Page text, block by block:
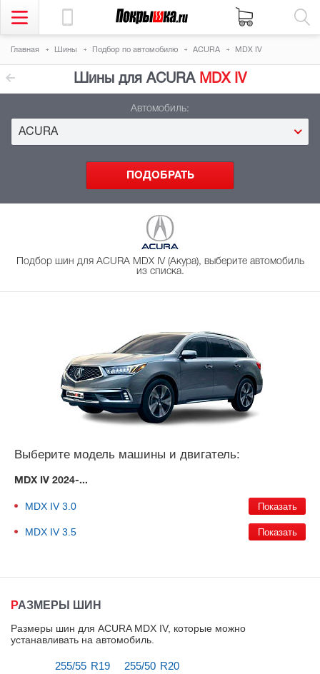
Главная Шины Подбор по автомобилю ACURA MDX IV
Шины для ACURA MDX IV
Автомобиль:
ACURA
Подбор шин для ACURA MDX IV (Акура), выберите автомобиль
из списка.
Выберите модель машины и двигатель:
MDX IV 2024-...
MDX IV 3.0
MDX IV 3.5
РАЗМЕРЫ ШИН
Размеры шин для ACURA MDX IV, которые можно
устанавливать на автомобиль
255/55 R19 255/50 R20